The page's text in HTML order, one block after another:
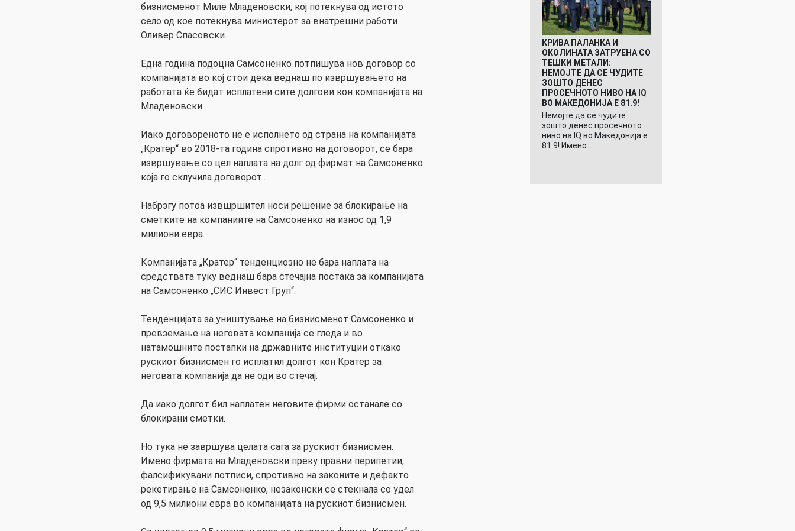
бизнисменот Миле Младеновски, кој потекнува од истото
село од кое потекнува министерот за внатрешни работи
Оливер Спасовски.
Една година подоцна Самсоненко потпишува нов договор со
компанијата во кој стои дека веднаш по извршувањето на
работата ќе бидат исплатени сите долгови кон компанијата на
Младеновски.
Иако договореното не е исполнето од страна на компанијата
„Кратер“ во 2018-та година спротивно на договорот, се бара
извршување со цел наплата на долг од фирмат на Самсоненко
која го склучила договорот..
Набрзгу потоа извшршител носи решение за блокирање на
сметките на компаниите на Самсоненко на износ од 1,9
милиони евра.
Компанијата „Кратер“ тенденциозно не бара наплата на
средствата туку веднаш бара стечајна постака за компанијата
на Самсоненко „СИС Инвест Груп“.
Тенденцијата за уништување на бизнисменот Самсоненко и
превземање на неговата компанија се гледа и во
натамошните постапки на државните институции откако
рускиот бизнисмен го исплатил долгот кон Кратер за
неговата компанија да не оди во стечај.
Да иако долгот бил наплатен неговите фирми останале со
блокирани сметки.
Но тука не завршува целата сага за рускиот бизнисмен.
Имено фирмата на Младеновски преку правни перипетии,
фалсификувани потписи, спротивно на законите и дефакто
рекетирање на Самсоненко, незаконски се стекнала со удел
од 9,5 милиони евра во компанијата на рускиот бизнисмен.
КРИВА ПАЛАНКА И
ОКОЛИНАТА ЗАТРУЕНА СО
ТЕШКИ МЕТАЛИ:
НЕМОЈТЕ ДА СЕ ЧУДИТЕ
ЗОШТО ДЕНЕС
ПРОСЕЧНОТО НИВО НА IQ
ВО МАКЕДОНИЈА Е 81.9!
Немојте да се чудите
зошто денес просечното
ниво на IQ во Македонија е
81.9! Имено…